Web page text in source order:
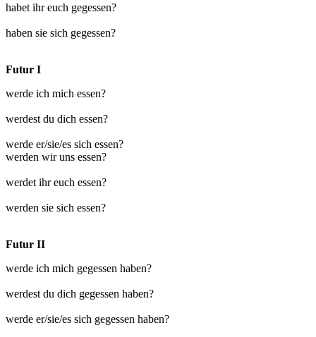
habet ihr euch gegessen?
haben sie sich gegessen?
Futur I
werde ich mich essen?
werdest du dich essen?
werde er/sie/es sich essen?
werden wir uns essen?
werdet ihr euch essen?
werden sie sich essen?
Futur II
werde ich mich gegessen haben?
werdest du dich gegessen haben?
werde er/sie/es sich gegessen haben?